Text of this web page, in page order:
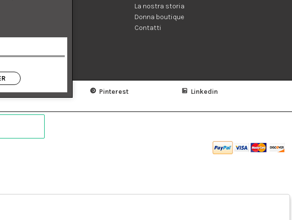
di vendita
La nostra storia
Donna boutique
Contatti
Instagram Pinterest Linkedin